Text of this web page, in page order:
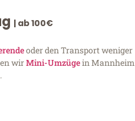
| ab 100€
oder den Transport weniger
wirMini-Umzügein Mannheim